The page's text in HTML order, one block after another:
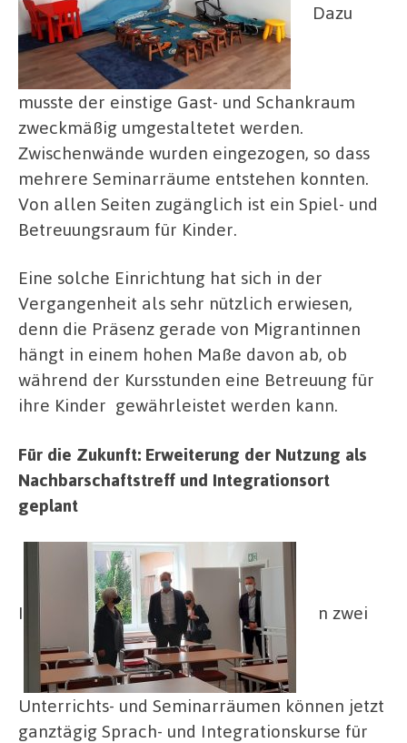
Dazu
musste der einstige Gast- und Schankraum
zweckmäßig umgestaltetet werden.
Zwischenwände wurden eingezogen, so dass
mehrere Seminarräume entstehen konnten.
Von allen Seiten zugänglich ist ein Spiel- und
Betreuungsraum für Kinder.
Eine solche Einrichtung hat sich in der
Vergangenheit als sehr nützlich erwiesen,
denn die Präsenz gerade von Migrantinnen
hängt in einem hohen Maße davon ab, ob
während der Kursstunden eine Betreuung für
ihre Kinder gewährleistet werden kann.
Für die Zukunft: Erweiterung der Nutzung als
Nachbarschaftstreff und Integrationsort
geplant
I n zwei
Unterrichts- und Seminarräumen können jetzt
ganztägig Sprach- und Integrationskurse für